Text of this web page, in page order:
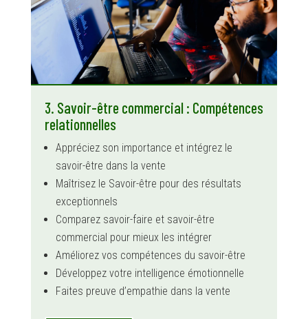
3. Savoir-être commercial : Compétences
relationnelles
Appréciez son importance et intégrez le
savoir-être dans la vente
Maîtrisez le Savoir-être pour des résultats
exceptionnels
Comparez savoir-faire et savoir-être
commercial pour mieux les intégrer
Améliorez vos compétences du savoir-être
Développez votre intelligence émotionnelle
Faites preuve d’empathie dans la vente